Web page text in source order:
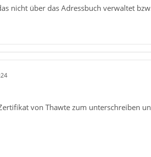
nicht über das Adressbuch verwaltet
von Thawte zum unterschreiben